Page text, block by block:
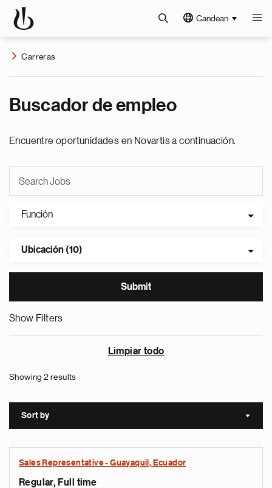
Candean
Carreras
Buscador de empleo
Encuentre oportunidades en Novartis a continuación.
Función
Ubicación (10)
Show Filters
Limpiar todo
Showing 2 results
Sort by Sort
Sales Representative - Guayaquil, Ecuador
Regular, Full time